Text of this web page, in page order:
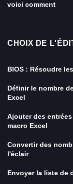
voici comment
CHOIX DE
BIOS : Résoudre
Définir le nombre
Excel
Ajouter des
macro Excel
Convertir des
l'éclair
Envoyer la liste de